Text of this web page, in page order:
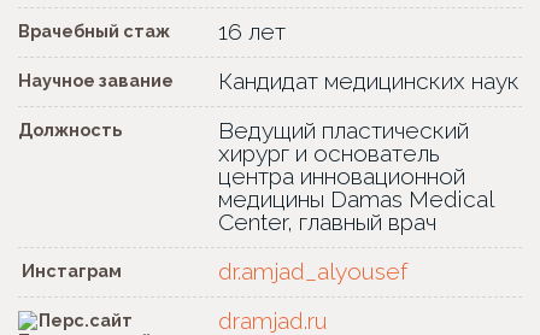
Врачебный стаж 16 лет
Научное завание Кандидат медицинских наук
Должность
Ведущий пластический
хирург и основатель
центра инновационной
медицины Damas Medical
Center, главный врач
Инстаграм dr.amjad_alyousef
Перс.сайт dramjad.ru